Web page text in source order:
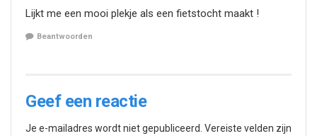
Lijkt me een mooi plekje als een fietstocht maakt !
Beantwoorden
Geef een reactie
Je e-mailadres wordt niet gepubliceerd. Vereiste velden zijn